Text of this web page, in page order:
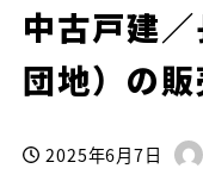
中古戸建
団地）の
投稿日
2025年6月7日
著